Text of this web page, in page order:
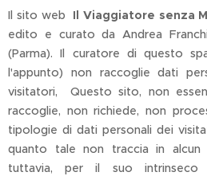
Il sito web Il Viaggiatore senza
edito e curato da Andrea
(Parma). Il curatore di questo
l'appunto) non raccoglie dati
visitatori, Questo sito, non
raccoglie, non richiede, non
tipologie di dati personali dei
quanto tale non traccia in
tuttavia, per il suo intrinseco